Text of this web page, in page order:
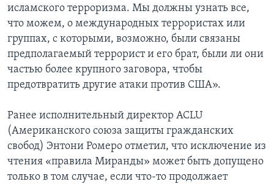
исламского терроризма. Мы должны узнать все,
что можем, о международных террористах или
группах, с которыми, возможно, были связаны
предполагаемый террорист и его брат, были ли они
частью более крупного заговора, чтобы
предотвратить другие атаки против США».
Ранее исполнительный директор ACLU
(Американского союза защиты гражданских
свобод) Энтони Ромеро отметил, что исключение из
чтения «правила Миранды» может быть допущено
только в том случае, если что-то продолжает